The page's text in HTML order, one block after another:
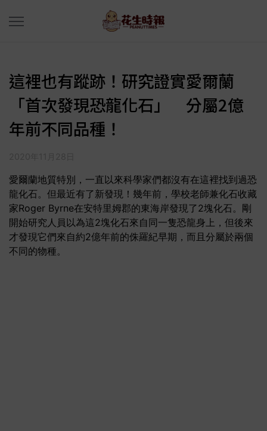
這裡也有蹤跡！研究證實愛爾蘭
「首次發現恐龍化石」 分屬2億
年前不同品種！
愛爾蘭地質特別，一直以來科學家們都沒有在這裡找到過恐
龍化石。但最近有了新發現！幾年前，學校老師兼化石收藏
家Roger Byrne在安特里姆郡的東海岸發現了2塊化石。剛
開始研究人員以為這2塊化石來自同一隻恐龍身上，但後來
才發現它們來自約2億年前的侏羅紀早期，而且分屬於兩個
不同的物種。